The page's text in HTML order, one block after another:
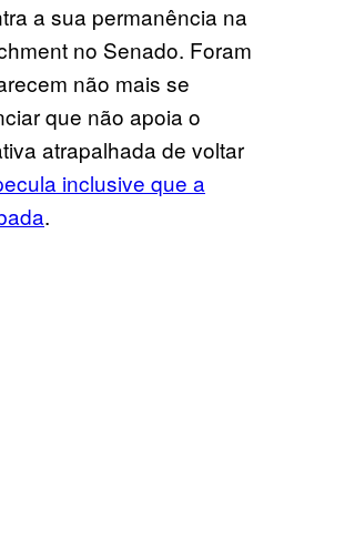
a sua permanência na
no Senado. Foram
não mais se
que não apoia o
atrapalhada de voltar
inclusive que a
.